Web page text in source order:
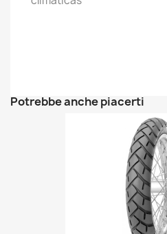
Potrebbe anche piacerti